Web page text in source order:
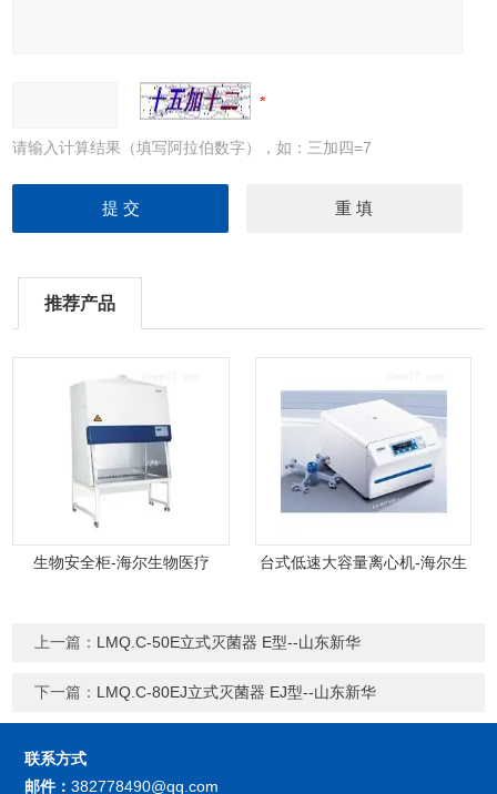
请输入计算结果（填写阿拉伯数字），如：三加四=7
推荐产品
生物安全柜-海尔生物医疗
台式低速大容量离心机-海尔生
上一篇： LMQ.C-50E立式灭菌器 E型--山东新华
下一篇： LMQ.C-80EJ立式灭菌器 EJ型--山东新华
联系方式
邮件：382778490@qq.com